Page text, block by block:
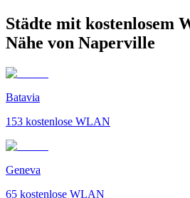
Städte mit kostenlosem
Nähe von Naperville
Batavia
153 kostenlose WLAN
Geneva
65 kostenlose WLAN